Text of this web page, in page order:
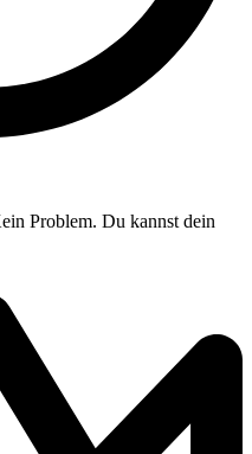
Problem. Du kannst dein